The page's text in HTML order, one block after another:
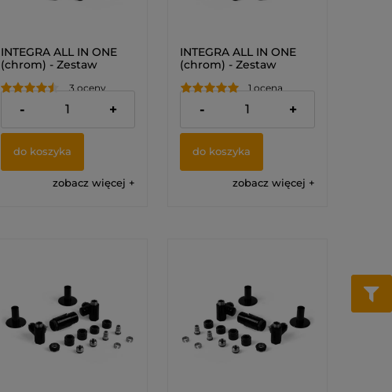
INTEGRA ALL IN ONE
(chrom) - Zestaw
możliwością montażu
grzałki (LEWY)
3 oceny
519,00 zł
- +
do koszyka
zobacz więcej
INTEGRA ALL IN ONE
(chrom) - Zestaw
możliwością montażu
grzałki (PRAWY)
1 ocena
519,00 zł
- +
do koszyka
zobacz więcej